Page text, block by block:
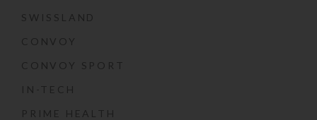
SWISSLAND
CONVOY
CONVOY SPORT
IN-TECH
PRIME HEALTH